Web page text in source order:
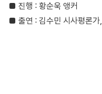
■ 진행 : 황순욱 앵커
■ 출연 : 김수민 시사평론가